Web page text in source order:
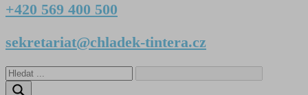
+420 569 400 500
sekretariat@chladek-tintera.cz